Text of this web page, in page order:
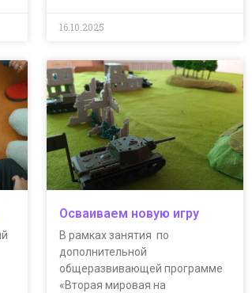
16.10.2025
Осваиваем новую игру
В рамках занятия по
дополнительной
общеразвивающей программе
«Вторая мировая на